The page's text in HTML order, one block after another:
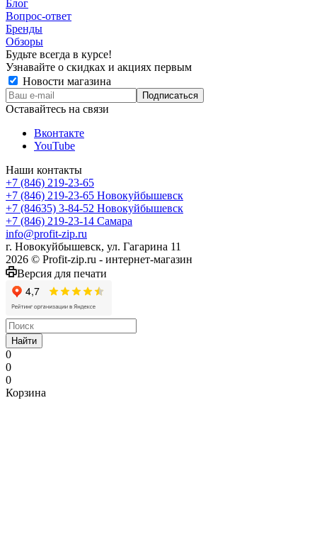
Блог
Вопрос-ответ
Бренды
Обзоры
Будьте всегда в курсе!
Узнавайте о скидках и акциях первым
Новости магазина
Оставайтесь на связи
Вконтакте
YouTube
Наши контакты
+7 (846) 219-23-65
+7 (846) 219-23-65 Новокуйбышевск
+7 (84635) 3-84-52 Новокуйбышевск
+7 (846) 219-23-14 Самара
info@profit-zip.ru
г. Новокуйбышевск, ул. Гагарина 11
2026 © Profit-zip.ru - интернет-магазин
Версия для печати
Найти
0
0
0
Корзина